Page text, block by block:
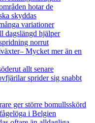
hotar de
skyddas
variationer
dagslängd hjälper
norrut
Mycket mer än en
allt senare
sprider sig snabbt
ger större bomullsskörd
i Belgien